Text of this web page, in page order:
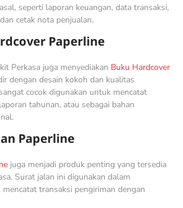
seperti laporan keuangan, data transaksi,
cetak nota penjualan.
Paperline
Perkasa juga menyediakan Buku Hardcover
dengan desain kokoh dan kualitas
cocok digunakan untuk mencatat
tahunan, atau sebagai bahan
Paperline
juga menjadi produk penting yang tersedia
Surat jalan ini digunakan dalam
mencatat transaksi pengiriman dengan